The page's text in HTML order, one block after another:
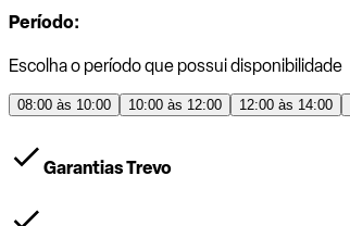
Período:
Escolha o período que possui disponibilidade
08:00 às 10:00 10:00 às 12:00 12:00 às 14:00
Garantias Trevo